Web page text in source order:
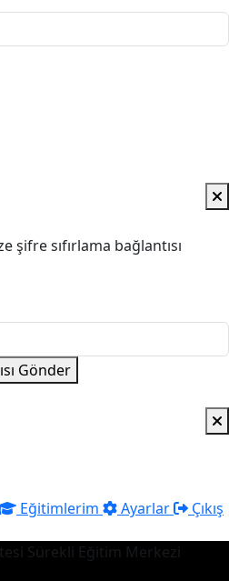
şifre sıfırlama bağlantısı
Gönder
Eğitimlerim Ayarlar
Çıkış